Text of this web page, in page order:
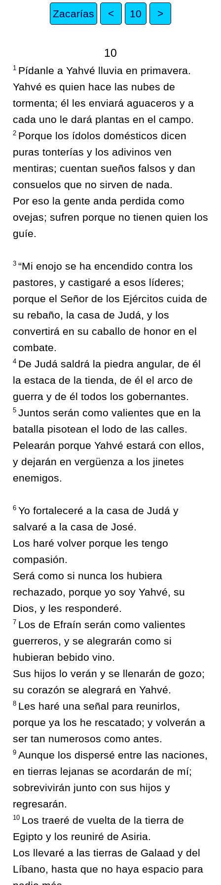
Zacarías < 10 >
10
1 Pídanle a Yahvé lluvia en primavera.
Yahvé es quien hace las nubes de
tormenta; él les enviará aguaceros y a
cada uno le dará plantas en el campo.
2 Porque los ídolos domésticos dicen
puras tonterías y los adivinos ven
mentiras; cuentan sueños falsos y dan
consuelos que no sirven de nada.
Por eso la gente anda perdida como
ovejas; sufren porque no tienen quien los
guíe.
3 “Mi enojo se ha encendido contra los
pastores, y castigaré a esos líderes;
porque el Señor de los Ejércitos cuida de
su rebaño, la casa de Judá, y los
convertirá en su caballo de honor en el
combate.
4 De Judá saldrá la piedra angular, de él
la estaca de la tienda, de él el arco de
guerra y de él todos los gobernantes.
5 Juntos serán como valientes que en la
batalla pisotean el lodo de las calles.
Pelearán porque Yahvé estará con ellos,
y dejarán en vergüenza a los jinetes
enemigos.
6 Yo fortaleceré a la casa de Judá y
salvaré a la casa de José.
Los haré volver porque les tengo
compasión.
Será como si nunca los hubiera
rechazado, porque yo soy Yahvé, su
Dios, y les responderé.
7 Los de Efraín serán como valientes
guerreros, y se alegrarán como si
hubieran bebido vino.
Sus hijos lo verán y se llenarán de gozo;
su corazón se alegrará en Yahvé.
8 Les haré una señal para reunirlos,
porque ya los he rescatado; y volverán a
ser tan numerosos como antes.
9 Aunque los dispersé entre las naciones,
en tierras lejanas se acordarán de mí;
sobrevivirán junto con sus hijos y
regresarán.
10 Los traeré de vuelta de la tierra de
Egipto y los reuniré de Asiria.
Los llevaré a las tierras de Galaad y del
Líbano, hasta que no haya espacio para